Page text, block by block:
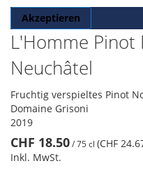
Akzeptieren
L'Homme Pinot
Neuchâtel
Fruchtig verspieltes Pinot
Domaine Grisoni
2019
CHF 18.50/75 cl (CHF
Inkl. MwSt.